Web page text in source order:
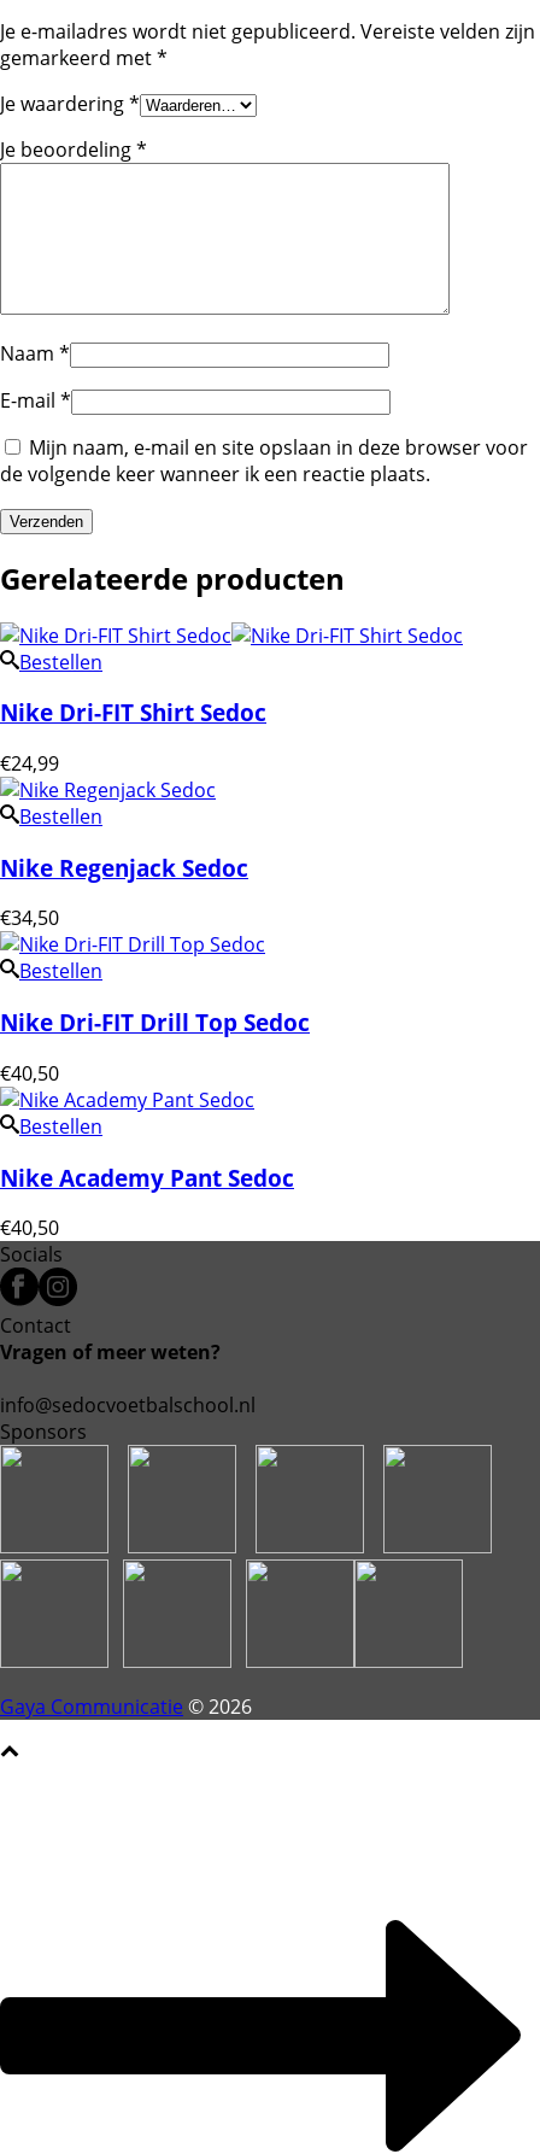
Je e-mailadres wordt niet gepubliceerd. Vereiste velden zijn
gemarkeerd met*
Je waardering*
Je beoordeling*
Naam *
E-mail *
Mijn naam, e-mail en site opslaan in deze browser voor
de volgende keer wanneer ik een reactie plaats.
Gerelateerde producten
Bestellen
Nike Dri-FIT Shirt Sedoc
€24,99
Bestellen
Nike Regenjack Sedoc
€34,50
Bestellen
Nike Dri-FIT Drill Top Sedoc
€40,50
Bestellen
Nike Academy Pant Sedoc
€40,50
Socials
Contact
Vragen of meer weten?
info@sedocvoetbalschool.nl
Sponsors
Gaya Communicatie © 2026